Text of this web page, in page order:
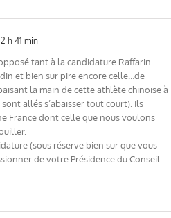
h 41 min
opposé tant à la candidature Raffarin
et bien sur pire encore celle…de
la main de cette athlète chinoise à
allés s’abaisser tout court). Ils
France dont celle que nous voulons
(sous réserve bien sur que vous
de votre Présidence du Conseil